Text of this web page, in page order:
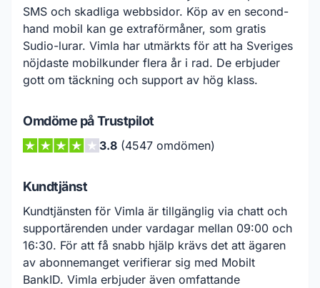
SMS och skadliga webbsidor. Köp av en second-
hand mobil kan ge extraförmåner, som gratis
Sudio-lurar. Vimla har utmärkts för att ha Sveriges
nöjdaste mobilkunder flera år i rad. De erbjuder
gott om täckning och support av hög klass.
Omdöme på Trustpilot
3.8 (4547 omdömen)
Kundtjänst
Kundtjänsten för Vimla är tillgänglig via chatt och
supportärenden under vardagar mellan 09:00 och
16:30. För att få snabb hjälp krävs det att ägaren
av abonnemanget verifierar sig med Mobilt
BankID. Vimla erbjuder även omfattande